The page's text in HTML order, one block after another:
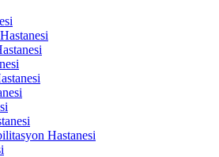
Hastanesi